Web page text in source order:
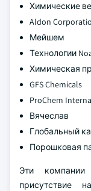
Химические
Aldon
Мейшем
Технологии
Химическая
GFS Chemicals
ProChem
Вячеслав
Глобальный
Порошковая
Эти компании
присутствие